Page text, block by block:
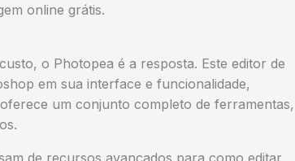
online grátis.
o Photopea é a resposta. Este editor de
em sua interface e funcionalidade,
um conjunto completo de ferramentas,
de recursos avançados para como editar